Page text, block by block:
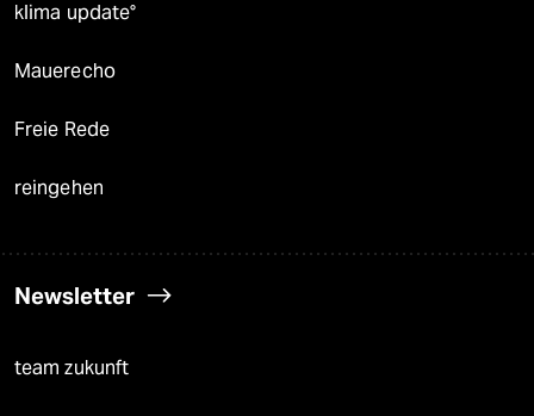
klima update°
Mauerecho
Freie Rede
reingehen
Newsletter
team zukunft